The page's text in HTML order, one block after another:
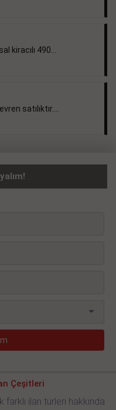
kiracılı 490...
satılıktır....
Çeşitleri
farklı ilan türleri hakkında